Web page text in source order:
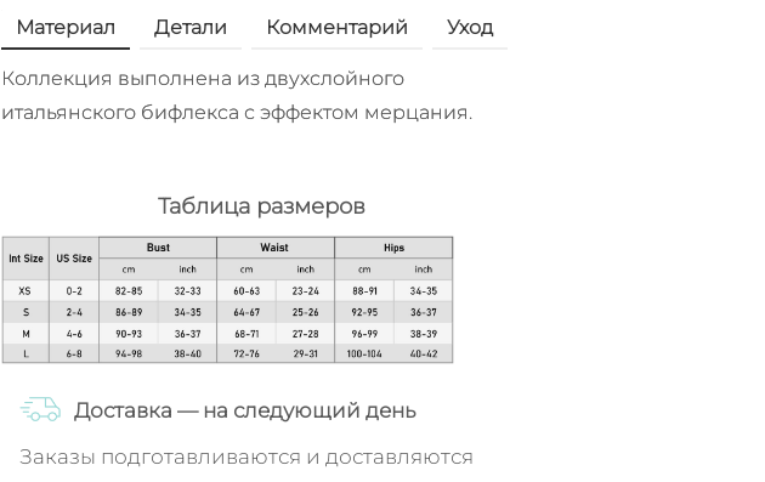
Материал Детали Комментарий Уход
Коллекция выполнена из двухслойного
итальянского бифлекса с эффектом мерцания.
Таблица размеров
Доставка — на следующий день
Заказы подготавливаются и доставляются